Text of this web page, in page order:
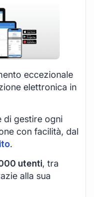
eccezionale
elettronica in
di gestire ogni
con facilità, dal
.
utenti, tra
alla sua